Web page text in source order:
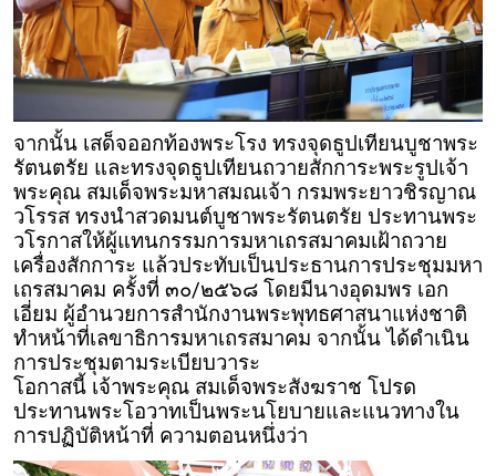
จากนั้น เสด็จออกท้องพระโรง ทรงจุดธูปเทียนบูชาพระ
รัตนตรัย และทรงจุดธูปเทียนถวายสักการะพระรูปเจ้า
พระคุณ สมเด็จพระมหาสมณเจ้า กรมพระยาวชิรญาณ
วโรรส ทรงนำสวดมนต์บูชาพระรัตนตรัย ประทานพระ
วโรกาสให้ผู้แทนกรรมการมหาเถรสมาคมเฝ้าถวาย
เครื่องสักการะ แล้วประทับเป็นประธานการประชุมมหา
เถรสมาคม ครั้งที่ ๓๐/๒๕๖๘ โดยมีนางอุดมพร เอก
เอี่ยม ผู้อำนวยการสำนักงานพระพุทธศาสนาแห่งชาติ
ทำหน้าที่เลขาธิการมหาเถรสมาคม จากนั้น ได้ดำเนิน
การประชุมตามระเบียบวาระ
โอกาสนี้ เจ้าพระคุณ สมเด็จพระสังฆราช โปรด
ประทานพระโอวาทเป็นพระนโยบายและแนวทางใน
การปฏิบัติหน้าที่ ความตอนหนึ่งว่า